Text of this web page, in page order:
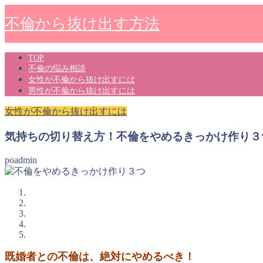
不倫から抜け出す方法
TOP
不倫の悩み相談
女性が不倫から抜け出すには
男性が不倫から抜け出すには
女性が不倫から抜け出すには
気持ちの切り替え方！不倫をやめるきっかけ作り
poadmin
既婚者との不倫は、絶対にやめるべき！